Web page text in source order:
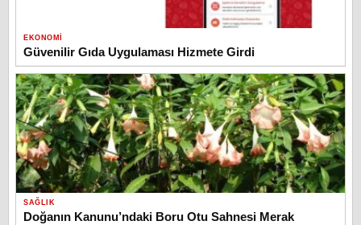
EKONOMI
Güvenilir Gıda Uygulaması Hizmete Girdi
SAĞLIK
Doğanın Kanunu’ndaki Boru Otu Sahnesi Merak